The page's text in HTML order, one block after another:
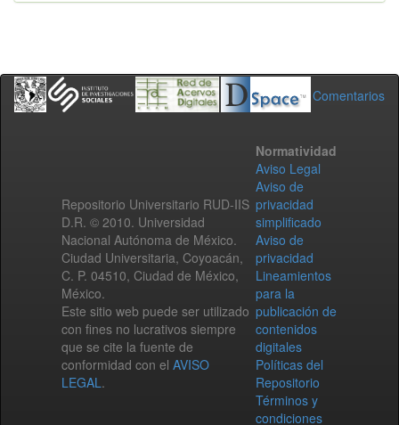
Comentarios
Repositorio Universitario RUD-IIS
D.R. © 2010. Universidad
Nacional Autónoma de México.
Ciudad Universitaria, Coyoacán,
C. P. 04510, Ciudad de México,
México.
Este sitio web puede ser utilizado
con fines no lucrativos siempre
que se cite la fuente de
conformidad con el AVISO
LEGAL.
Normatividad
Aviso Legal
Aviso de
privacidad
simplificado
Aviso de
privacidad
Lineamientos
para la
publicación de
contenidos
digitales
Políticas del
Repositorio
Términos y
condiciones